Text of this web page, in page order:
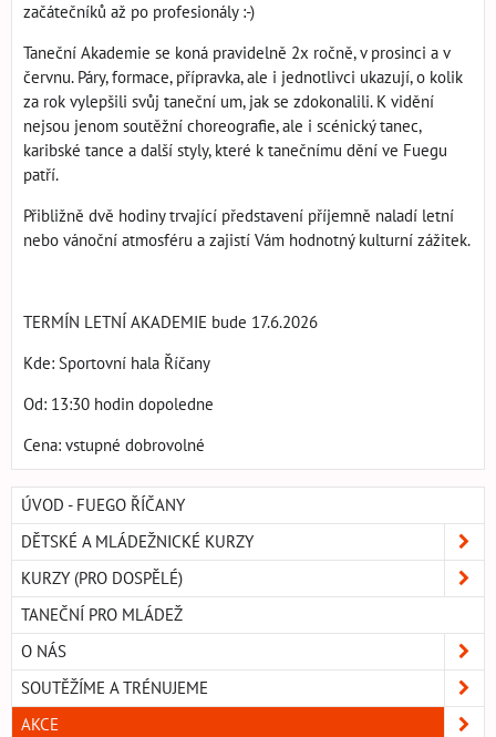
začátečníků až po profesionály :-)
Taneční Akademie se koná pravidelně 2x ročně, v prosinci a v
červnu. Páry, formace, přípravka, ale i jednotlivci ukazují, o kolik
za rok vylepšili svůj taneční um, jak se zdokonalili. K vidění
nejsou jenom soutěžní choreografie, ale i scénický tanec,
karibské tance a další styly, které k tanečnímu dění ve Fuegu
patří.
Přibližně dvě hodiny trvající představení příjemně naladí letní
nebo vánoční atmosféru a zajistí Vám hodnotný kulturní zážitek.
TERMÍN LETNÍ AKADEMIE bude 17.6.2026
Kde: Sportovní hala Říčany
Od: 13:30 hodin dopoledne
Cena: vstupné dobrovolné
ÚVOD - FUEGO ŘÍČANY
DĚTSKÉ A MLÁDEŽNICKÉ KURZY
KURZY (PRO DOSPĚLÉ)
TANEČNÍ PRO MLÁDEŽ
O NÁS
SOUTĚŽÍME A TRÉNUJEME
AKCE